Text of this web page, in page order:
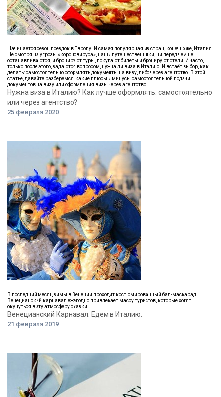
Начинается сезон поездок в Европу. И самая популярная из стран, конечно же, Италия.
Не смотря на угрозы «короновируса», наши путешественники, ни перед чем не
останавливаются, и бронируют туры, покупают билеты и бронируют отели. И часто,
только после этого, задаются вопросом, нужна ли виза в Италию. И встаёт выбор, как
делать: самостоятельно оформлять документы на визу, либо через агентство. В этой
статье, давайте разберемся, какие плюсы и минусы самостоятельной подачи
документов на визу или оформления визы через агентство.
Нужна виза в Италию? Как лучше оформлять: самостоятельно
или через агентство?
25 февраля 2020
В последний месяц зимы в Венеции проходит костюмированный бал-маскарад.
Венецианский карнавал ежегодно привлекает массу туристов, которые хотят
окунуться в эту атмосферу сказки.
Венецианский Карнавал. Едем в Италию.
21 февраля 2019